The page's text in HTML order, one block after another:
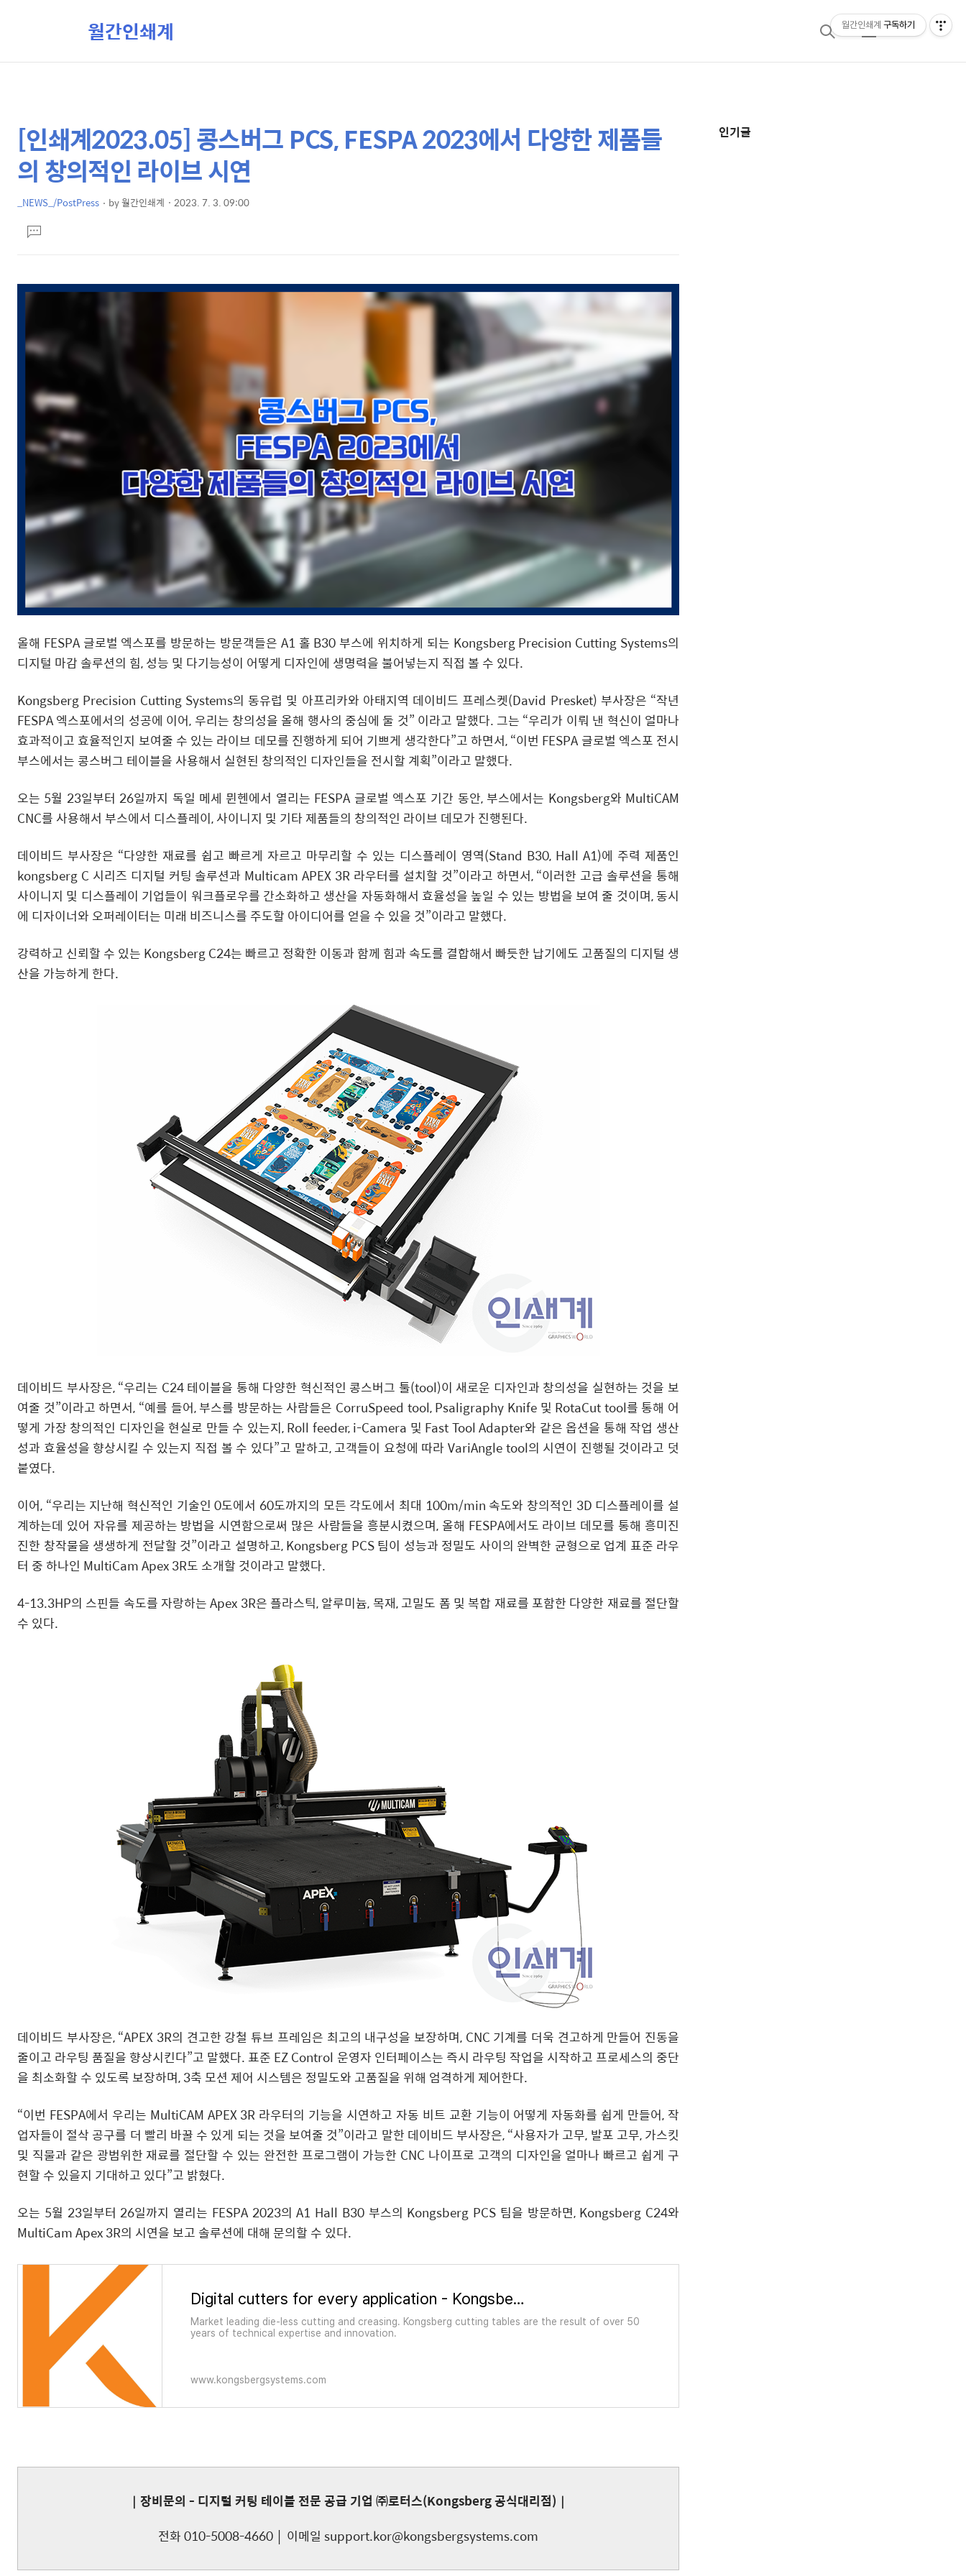
월간인쇄계
검
메
상
세
컨
텐
본
문
제
[인쇄계2023.05] 콩스버그 PCS, FESPA 2023에서 다양한 제품들
의 창의적인 라이브 시연
_NEWS_/PostPress by월간인쇄계 2023. 7. 3. 09:00
문댓
글
올해 FESPA 글로벌 엑스포를 방문하는 방문객들은 A1 홀 B30 부스에 위치하게 되는 Kongsberg Precision Cutting Systems의
디지털 마감 솔루션의 힘, 성능 및 다기능성이 어떻게 디자인에 생명력을 불어넣는지 직접 볼 수 있다.
Kongsberg Precision Cutting Systems의 동유럽 및 아프리카와 아태지역 데이비드 프레스켓(David Presket) 부사장은 “작년
FESPA 엑스포에서의 성공에 이어, 우리는 창의성을 올해 행사의 중심에 둘 것” 이라고 말했다. 그는 “우리가 이뤄 낸 혁신이 얼마나
효과적이고 효율적인지 보여줄 수 있는 라이브 데모를 진행하게 되어 기쁘게 생각한다”고 하면서, “이번 FESPA 글로벌 엑스포 전시
부스에서는 콩스버그 테이블을 사용해서 실현된 창의적인 디자인들을 전시할 계획”이라고 말했다.
오는 5월 23일부터 26일까지 독일 메세 뮌헨에서 열리는 FESPA 글로벌 엑스포 기간 동안, 부스에서는 Kongsberg와 MultiCAM
CNC를 사용해서 부스에서 디스플레이, 사이니지 및 기타 제품들의 창의적인 라이브 데모가 진행된다.
데이비드 부사장은 “다양한 재료를 쉽고 빠르게 자르고 마무리할 수 있는 디스플레이 영역(Stand B30, Hall A1)에 주력 제품인
kongsberg C 시리즈 디지털 커팅 솔루션과 Multicam APEX 3R 라우터를 설치할 것”이라고 하면서, “이러한 고급 솔루션을 통해
사이니지 및 디스플레이 기업들이 워크플로우를 간소화하고 생산을 자동화해서 효율성을 높일 수 있는 방법을 보여 줄 것이며, 동시
에 디자이너와 오퍼레이터는 미래 비즈니스를 주도할 아이디어를 얻을 수 있을 것”이라고 말했다.
강력하고 신뢰할 수 있는 Kongsberg C24는 빠르고 정확한 이동과 함께 힘과 속도를 결합해서 빠듯한 납기에도 고품질의 디지털 생
산을 가능하게 한다.
데이비드 부사장은, “우리는 C24 테이블을 통해 다양한 혁신적인 콩스버그 툴(tool)이 새로운 디자인과 창의성을 실현하는 것을 보
여줄 것”이라고 하면서, “예를 들어, 부스를 방문하는 사람들은 CorruSpeed tool, Psaligraphy Knife 및 RotaCut tool를 통해 어
떻게 가장 창의적인 디자인을 현실로 만들 수 있는지, Roll feeder, i-Camera 및 Fast Tool Adapter와 같은 옵션을 통해 작업 생산
성과 효율성을 향상시킬 수 있는지 직접 볼 수 있다”고 말하고, 고객들이 요청에 따라 VariAngle tool의 시연이 진행될 것이라고 덧
붙였다.
이어, “우리는 지난해 혁신적인 기술인 0도에서 60도까지의 모든 각도에서 최대 100m/min 속도와 창의적인 3D 디스플레이를 설
계하는데 있어 자유를 제공하는 방법을 시연함으로써 많은 사람들을 흥분시켰으며, 올해 FESPA에서도 라이브 데모를 통해 흥미진
진한 창작물을 생생하게 전달할 것”이라고 설명하고, Kongsberg PCS 팀이 성능과 정밀도 사이의 완벽한 균형으로 업계 표준 라우
터 중 하나인 MultiCam Apex 3R도 소개할 것이라고 말했다.
4-13.3HP의 스핀들 속도를 자랑하는 Apex 3R은 플라스틱, 알루미늄, 목재, 고밀도 폼 및 복합 재료를 포함한 다양한 재료를 절단할
수 있다.
데이비드 부사장은, “APEX 3R의 견고한 강철 튜브 프레임은 최고의 내구성을 보장하며, CNC 기계를 더욱 견고하게 만들어 진동을
줄이고 라우팅 품질을 향상시킨다”고 말했다. 표준 EZ Control 운영자 인터페이스는 즉시 라우팅 작업을 시작하고 프로세스의 중단
을 최소화할 수 있도록 보장하며, 3축 모션 제어 시스템은 정밀도와 고품질을 위해 엄격하게 제어한다.
“이번 FESPA에서 우리는 MultiCAM APEX 3R 라우터의 기능을 시연하고 자동 비트 교환 기능이 어떻게 자동화를 쉽게 만들어, 작
업자들이 절삭 공구를 더 빨리 바꿀 수 있게 되는 것을 보여줄 것”이라고 말한 데이비드 부사장은, “사용자가 고무, 발포 고무, 가스킷
및 직물과 같은 광범위한 재료를 절단할 수 있는 완전한 프로그램이 가능한 CNC 나이프로 고객의 디자인을 얼마나 빠르고 쉽게 구
현할 수 있을지 기대하고 있다”고 밝혔다.
오는 5월 23일부터 26일까지 열리는 FESPA 2023의 A1 Hall B30 부스의 Kongsberg PCS 팀을 방문하면, Kongsberg C24와
MultiCam Apex 3R의 시연을 보고 솔루션에 대해 문의할 수 있다.
Digital cutters for every application - Kongsberg Precision Cutting Systems
Market leading die-less cutting and creasing. Kongsberg cutting tables are the result of over 50
years of technical expertise and innovation.
www.kongsbergsystems.com
｜장비문의 - 디지털 커팅 테이블 전문 공급 기업 ㈜로터스(Kongsberg 공식대리점)｜
전화 010-5008-4660 │ 이메일 support.kor@kongsbergsystems.com
추
인기글
월간인쇄계 구독하기